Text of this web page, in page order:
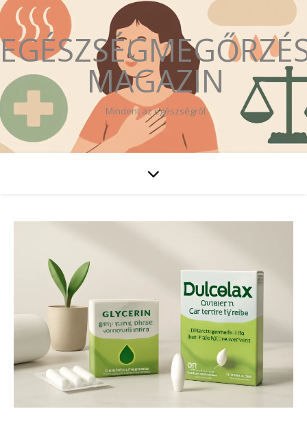
MAGAZIN
Mindent az egészségről